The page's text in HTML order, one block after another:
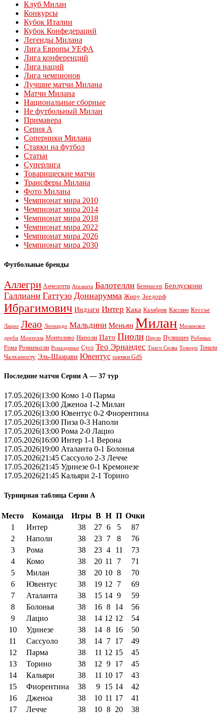
Клуб Милан
Конкурсы
Кубок Италии
Кубок Конфедераций
Легенды Милана
Лига Европы УЕФА
Лига конференций
Лига наций
Лига чемпионов
Лучшие матчи Милана
Матчи Милана
Национальные сборные
Не футбольный Милан
Примавера
Серия А
Соперники Милана
Ставки на футбол
Статьи
Суперлига
Товарищеские матчи
Трансферы Милана
Фото Милана
Чемпионат мира 2010
Чемпионат мира 2014
Чемпионат мира 2018
Чемпионат мира 2022
Чемпионат мира 2026
Чемпионат мира 2030
Футбольные бренды
Аллегри Анчелотти Аталанта Балотелли Беннасер Берлускони
Галлиани Гаттузо Доннарумма Жиру Зеедорф
Ибрагимович Индзаги Интер Кака Калабрия Кассано Кессье
Лацио Леао Леонардо Мальдини Меньян Милан Миланское
дерби Монтелла Монтоливо Наполи Пато Пиоли Пирло Пулишич Робиньо
Рома Романьоли Роналдиньо Сусо Тео Эрнандес Тиаго Силва Томори Тонали
Чалханоглу Эль-Шаарави Ювентус оценки GdS
Последние матчи Серии А — 37 тур
17.05.2026|13:00 Комо 1-0 Парма
17.05.2026|13:00 Дженоа 1-2 Милан
17.05.2026|13:00 Ювентус 0-2 Фиорентина
17.05.2026|13:00 Пиза 0-3 Наполи
17.05.2026|13:00 Рома 2-0 Лацио
17.05.2026|16:00 Интер 1-1 Верона
17.05.2026|19:00 Аталанта 0-1 Болонья
17.05.2026|21:45 Сассуоло 2-3 Лечче
17.05.2026|21:45 Удинезе 0-1 Кремонезе
17.05.2026|21:45 Кальяри 2-1 Торино
Турнирная таблица Серии А
Место Команда Игры В Н П Очки
1
Интер 38 27 6 5
87
2
Наполи 38 23 7 8
76
3
Рома 38 23 4 11
73
4
Комо 38 20 11 7
71
5
Милан 38 20 10 8
70
6
Ювентус 38 19 12 7
69
7
Аталанта 38 15 14 9
59
8
Болонья 38 16 8 14
56
9
Лацио 38 14 12 12
54
10
Удинезе 38 14 8 16
50
11
Сассуоло 38 14 7 17
49
12
Парма 38 11 12 15
45
13
Торино 38 12 9 17
45
14
Кальяри 38 11 10 17
43
15
Фиорентина 38 9 15 14
42
16
Дженоа 38 10 11 17
41
17
Лечче 38 10 8 20
38